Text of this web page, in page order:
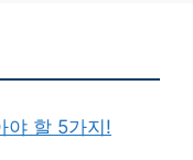
야 할 5가지!